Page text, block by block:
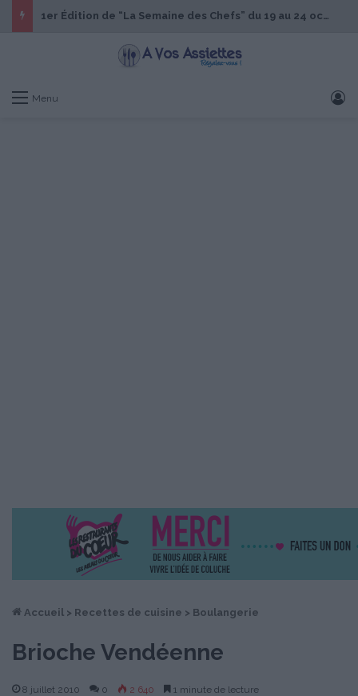
1er Édition de “La Semaine des Chefs” du 19 au 24 octobre 2026
Menu
Accueil > Recettes de cuisine > Boulangerie
Brioche Vendéenne
8 juillet 2010 0 2 640 1 minute de lecture